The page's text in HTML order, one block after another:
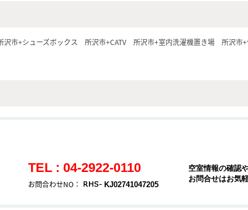
沢市+シューズボックス 所沢市+CATV 所沢市+室内洗濯機置き場
所沢市
TEL : 04-2922-0110
お問合わせNO： KJ02741047205
空室情報の確認
お問合せはお気